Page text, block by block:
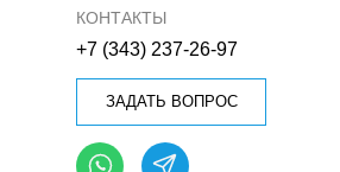
КОНТАКТЫ
ЗАДАТЬ ВОПРОС
+7 (343) 237-26-97